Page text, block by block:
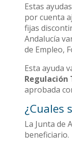
Estas
por cuenta
fijas
Andalucía
de Empleo,
Esta ayuda
Regulación
aprobada
¿Cuales
La Junta de
beneficiario.